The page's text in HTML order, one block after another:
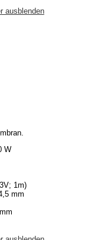
ausblenden
W
1m)
mm